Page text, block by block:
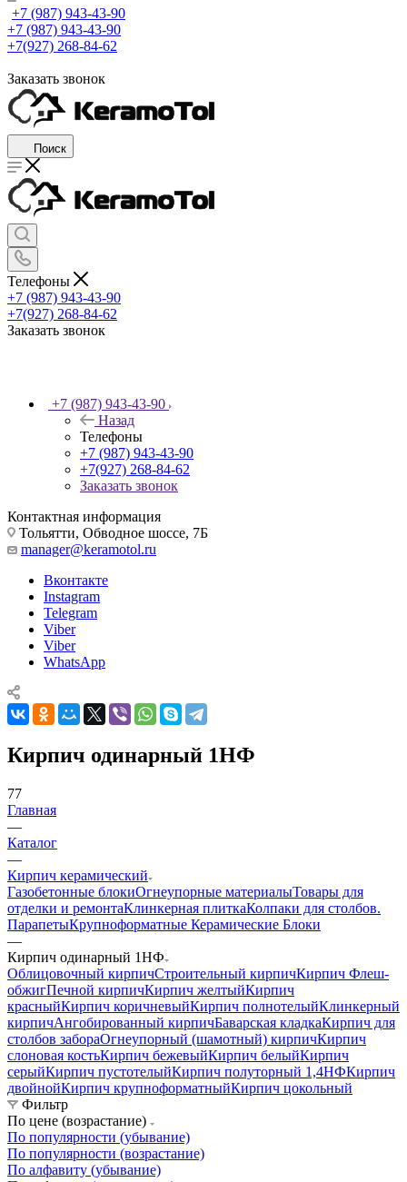
+7 (987) 943-43-90
+7 (987) 943-43-90
+7(927) 268-84-62
Заказать звонок
Поиск
Телефоны
+7 (987) 943-43-90
+7(927) 268-84-62
Заказать звонок
+7 (987) 943-43-90
Назад
Телефоны
+7 (987) 943-43-90
+7(927) 268-84-62
Заказать звонок
Контактная информация
Тольятти, Обводное шоссе, 7Б
manager@keramotol.ru
Вконтакте
Instagram
Telegram
Viber
Viber
WhatsApp
Кирпич одинарный 1НФ
77
Главная
—
Каталог
—
Кирпич керамический
Газобетонные блокиОгнеупорные материалыТовары для
отделки и ремонтаКлинкерная плиткаКолпаки для столбов.
ПарапетыКрупноформатные Керамические Блоки
—
Кирпич одинарный 1НФ
Облицовочный кирпичСтроительный кирпичКирпич Флеш-
обжигПечной кирпичКирпич желтыйКирпич
красныйКирпич коричневыйКирпич полнотелыйКлинкерный
кирпичАнгобированный кирпичБаварская кладкаКирпич для
столбов забораОгнеупорный (шамотный) кирпичКирпич
слоновая костьКирпич бежевыйКирпич белыйКирпич
серыйКирпич пустотелыйКирпич полуторный 1,4НФКирпич
двойнойКирпич крупноформатныйКирпич цокольный
Фильтр
По цене (возрастание)
По популярности (убывание)
По популярности (возрастание)
По алфавиту (убывание)